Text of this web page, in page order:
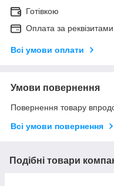
Готівкою
Оплата за реквізитами
Всі умови оплати
Умови повернення
Повернення товару
Всі умови повернення
Подібні товари